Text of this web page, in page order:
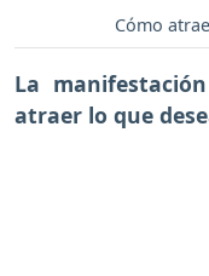
Cómo
La
atraer lo que